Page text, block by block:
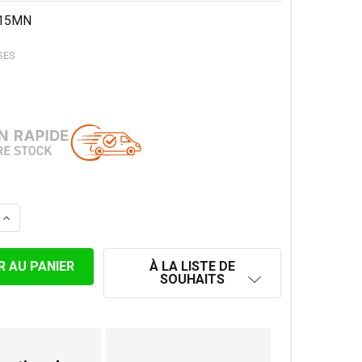
QUANTITÉ DE GRILLE DE CHAPEAU DE CHEMINÉE Ø 150
AUGMENTER LA QUANTITÉ DE GRILLE DE CHAPEAU DE
À LA LISTE DE
SOUHAITS